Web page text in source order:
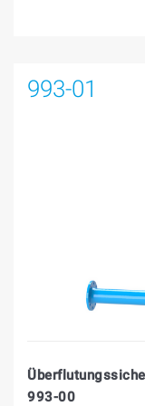
993-01
993-00